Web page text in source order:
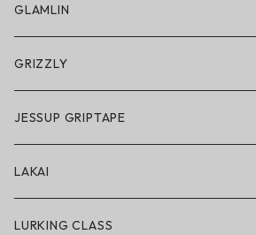
スノーゴーグル
アクセサリー・小物
GLAMLIN
GRIZZLY
GRIZZLY × POLeR
アパレル
ハードグッズ
JESSUP GRIPTAPE
LAKAI
LAKAI × POLeR
LURKING CLASS